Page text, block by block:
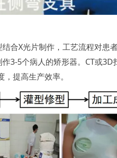
合X光片制作，工艺流程对患
3-5个病人的矫形器。CT或3D
提高生产效率。